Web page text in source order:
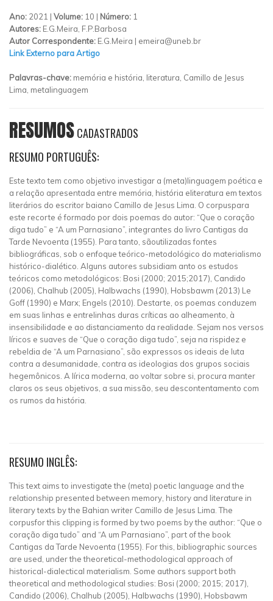
Ano: 2021 | Volume: 10 | Número: 1
Autores: E.G.Meira, F.P.Barbosa
Autor Correspondente: E.G.Meira | emeira@uneb.br
Link Externo para Artigo
Palavras-chave:memória e história, literatura, Camillo de Jesus
Lima, metalinguagem
RESUMOSCADASTRADOS
RESUMO PORTUGUÊS:
Este texto tem como objetivo investigar a (meta)linguagem poética e
a relação apresentada entre memória, história eliteratura em textos
literários do escritor baiano Camillo de Jesus Lima. O corpuspara
este recorte é formado por dois poemas do autor: “Que o coração
diga tudo” e “A um Parnasiano”, integrantes do livro Cantigas da
Tarde Nevoenta (1955). Para tanto, sãoutilizadas fontes
bibliográficas, sob o enfoque teórico-metodológico do materialismo
histórico-dialético. Alguns autores subsidiam anto os estudos
teóricos como metodológicos: Bosi (2000; 2015;2017), Candido
(2006), Chalhub (2005), Halbwachs (1990), Hobsbawm (2013) Le
Goff (1990) e Marx; Engels (2010). Destarte, os poemas conduzem
em suas linhas e entrelinhas duras críticas ao alheamento, à
insensibilidade e ao distanciamento da realidade. Sejam nos versos
líricos e suaves de “Que o coração diga tudo”, seja na rispidez e
rebeldia de “A um Parnasiano”, são expressos os ideais de luta
contra a desumanidade, contra as ideologias dos grupos sociais
hegemônicos. A lírica moderna, ao voltar sobre si, procura manter
claros os seus objetivos, a sua missão, seu descontentamento com
os rumos da história.
RESUMO INGLÊS:
This text aims to investigate the (meta) poetic language and the
relationship presented between memory, history and literature in
literary texts by the Bahian writer Camillo de Jesus Lima. The
corpusfor this clipping is formed by two poems by the author: “Que o
coração diga tudo” and “A um Parnasiano”, part of the book
Cantigas da Tarde Nevoenta (1955). For this, bibliographic sources
are used, under the theoretical-methodological approach of
historical-dialectical materialism. Some authors support both
theoretical and methodological studies: Bosi (2000; 2015; 2017),
Candido (2006), Chalhub (2005), Halbwachs (1990), Hobsbawm